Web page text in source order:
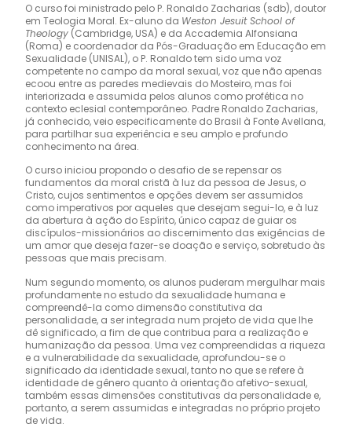
O curso foi ministrado pelo P. Ronaldo Zacharias (sdb), doutor
em Teologia Moral. Ex-aluno da Weston Jesuit School of
Theology (Cambridge, USA) e da Accademia Alfonsiana
(Roma) e coordenador da Pós-Graduação em Educação em
Sexualidade (UNISAL), o P. Ronaldo tem sido uma voz
competente no campo da moral sexual, voz que não apenas
ecoou entre as paredes medievais do Mosteiro, mas foi
interiorizada e assumida pelos alunos como profética no
contexto eclesial contemporâneo. Padre Ronaldo Zacharias,
já conhecido, veio especificamente do Brasil à Fonte Avellana,
para partilhar sua experiência e seu amplo e profundo
conhecimento na área.
O curso iniciou propondo o desafio de se repensar os
fundamentos da moral cristã à luz da pessoa de Jesus, o
Cristo, cujos sentimentos e opções devem ser assumidos
como imperativos por aqueles que desejam segui-lo, e à luz
da abertura à ação do Espírito, único capaz de guiar os
discípulos-missionários ao discernimento das exigências de
um amor que deseja fazer-se doação e serviço, sobretudo às
pessoas que mais precisam.
Num segundo momento, os alunos puderam mergulhar mais
profundamente no estudo da sexualidade humana e
compreendê-la como dimensão constitutiva da
personalidade, a ser integrada num projeto de vida que lhe
dê significado, a fim de que contribua para a realização e
humanização da pessoa. Uma vez compreendidas a riqueza
e a vulnerabilidade da sexualidade, aprofundou-se o
significado da identidade sexual, tanto no que se refere à
identidade de gênero quanto à orientação afetivo-sexual,
também essas dimensões constitutivas da personalidade e,
portanto, a serem assumidas e integradas no próprio projeto
de vida.